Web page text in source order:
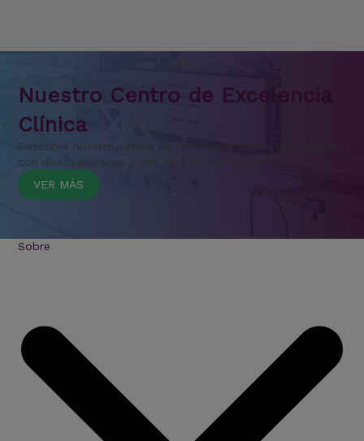
Nuestro Centro de Excelencia
Clínica
Descubre nuestro centro de excelencia clínica que cuenta
con dos quirófanos y una sala de radiología.
VER MÁS
Sobre